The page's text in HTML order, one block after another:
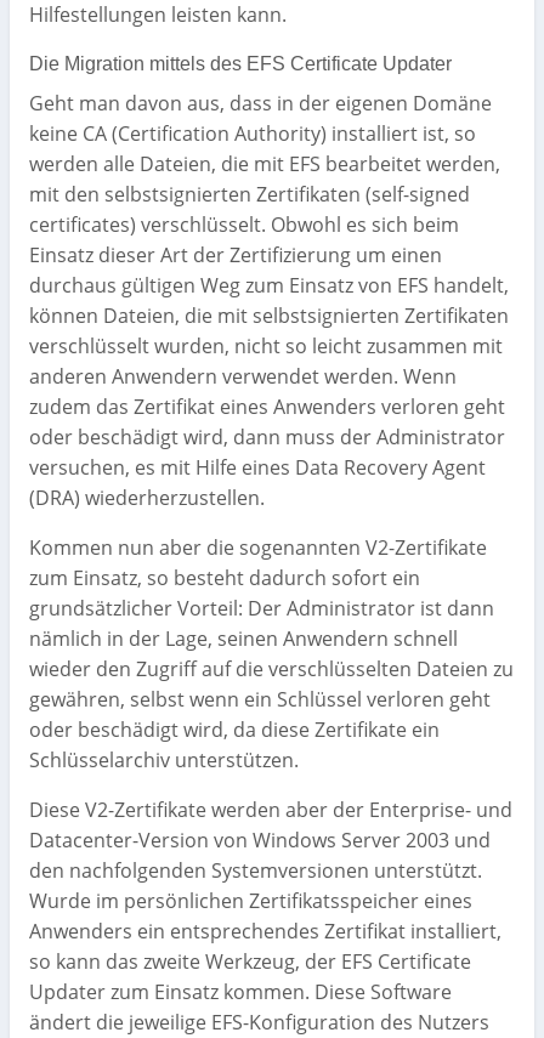
Hilfestellungen leisten kann.
Die Migration mittels des EFS Certificate Updater
Geht man davon aus, dass in der eigenen Domäne
keine CA (Certification Authority) installiert ist, so
werden alle Dateien, die mit EFS bearbeitet werden,
mit den selbstsignierten Zertifikaten (self-signed
certificates) verschlüsselt. Obwohl es sich beim
Einsatz dieser Art der Zertifizierung um einen
durchaus gültigen Weg zum Einsatz von EFS handelt,
können Dateien, die mit selbstsignierten Zertifikaten
verschlüsselt wurden, nicht so leicht zusammen mit
anderen Anwendern verwendet werden. Wenn
zudem das Zertifikat eines Anwenders verloren geht
oder beschädigt wird, dann muss der Administrator
versuchen, es mit Hilfe eines Data Recovery Agent
(DRA) wiederherzustellen.
Kommen nun aber die sogenannten V2-Zertifikate
zum Einsatz, so besteht dadurch sofort ein
grundsätzlicher Vorteil: Der Administrator ist dann
nämlich in der Lage, seinen Anwendern schnell
wieder den Zugriff auf die verschlüsselten Dateien zu
gewähren, selbst wenn ein Schlüssel verloren geht
oder beschädigt wird, da diese Zertifikate ein
Schlüsselarchiv unterstützen.
Diese V2-Zertifikate werden aber der Enterprise- und
Datacenter-Version von Windows Server 2003 und
den nachfolgenden Systemversionen unterstützt.
Wurde im persönlichen Zertifikatsspeicher eines
Anwenders ein entsprechendes Zertifikat installiert,
so kann das zweite Werkzeug, der EFS Certificate
Updater zum Einsatz kommen. Diese Software
ändert die jeweilige EFS-Konfiguration des Nutzers